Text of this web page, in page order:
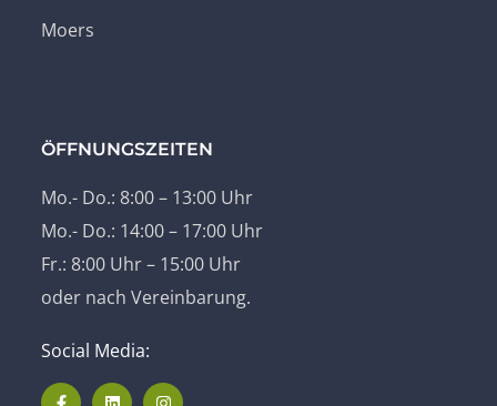
Moers
ÖFFNUNGSZEITEN
Mo.- Do.: 8:00 – 13:00 Uhr
Mo.- Do.: 14:00 – 17:00 Uhr
Fr.: 8:00 Uhr – 15:00 Uhr
oder nach Vereinbarung.
Social Media: